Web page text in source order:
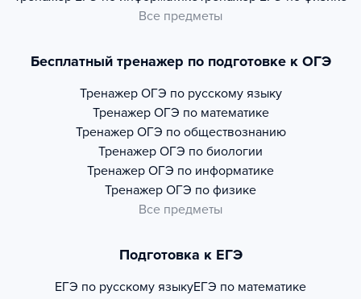
Все предметы
Бесплатный тренажер по подготовке к ОГЭ
Тренажер ОГЭ по русскому языку
Тренажер ОГЭ по математике
Тренажер ОГЭ по обществознанию
Тренажер ОГЭ по биологии
Тренажер ОГЭ по информатике
Тренажер ОГЭ по физике
Все предметы
Подготовка к ЕГЭ
ЕГЭ по русскому языкуЕГЭ по математике